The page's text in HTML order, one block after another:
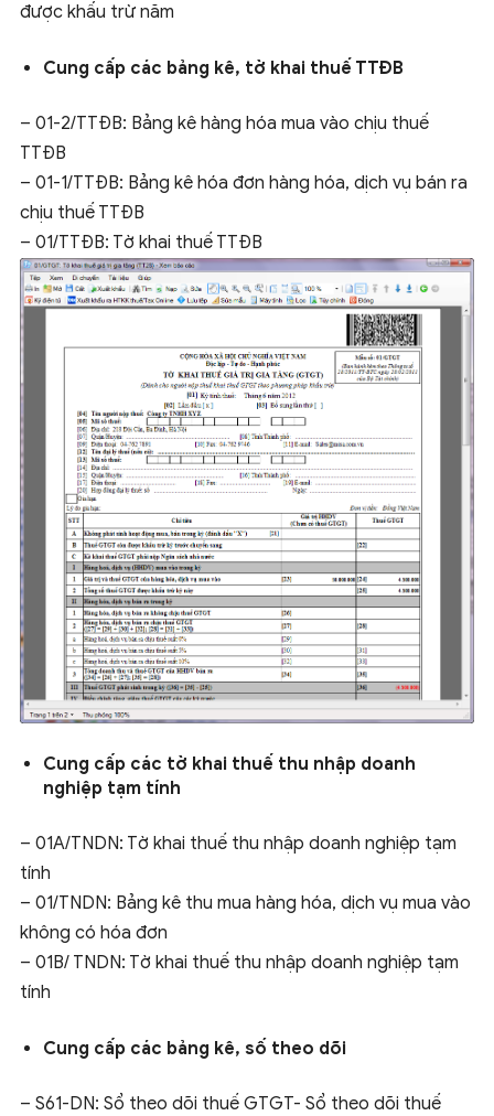
được khấu trừ năm
Cung cấp các bảng kê, tờ khai thuế TTĐB
– 01-2/TTĐB: Bảng kê hàng hóa mua vào chịu thuế
TTĐB
– 01-1/TTĐB: Bảng kê hóa đơn hàng hóa, dịch vụ bán ra
chịu thuế TTĐB
– 01/TTĐB: Tờ khai thuế TTĐB
Cung cấp các tờ khai thuế thu nhập doanh
nghiệp tạm tính
– 01A/TNDN: Tờ khai thuế thu nhập doanh nghiệp tạm
tính
– 01/TNDN: Bảng kê thu mua hàng hóa, dịch vụ mua vào
không có hóa đơn
– 01B/ TNDN: Tờ khai thuế thu nhập doanh nghiệp tạm
tính
Cung cấp các bảng kê, số theo dõi
– S61-DN: Sổ theo dõi thuế GTGT- Sổ theo dõi thuế